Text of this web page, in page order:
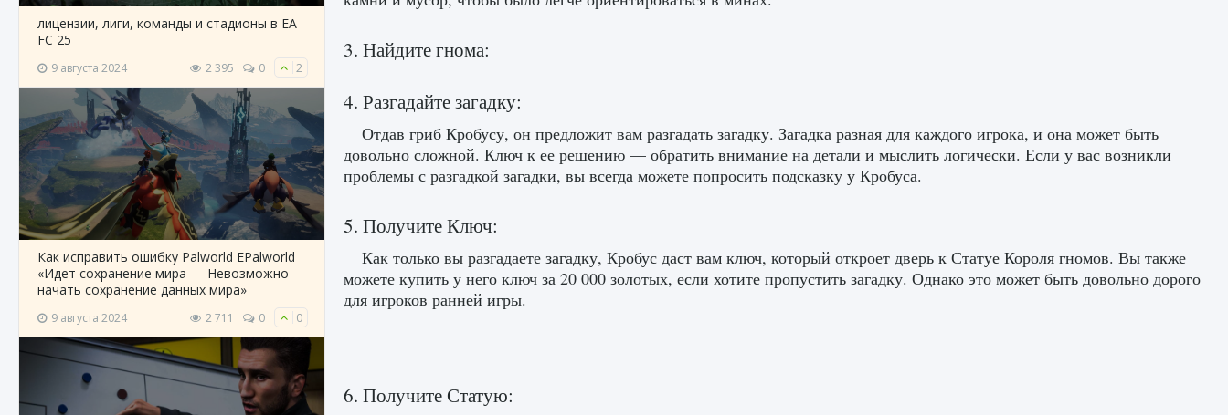
лицензии, лиги, команды и стадионы в EA
FC 25
9 августа 2024 2 395 0 2
Как исправить ошибку Palworld EPalworld
«Идет сохранение мира — Невозможно
начать сохранение данных мира»
9 августа 2024 2 711 0 0
3. Найдите гнома:
4. Разгадайте загадку:
Отдав гриб Кробусу, он предложит вам разгадать загадку. Загадка разная для каждого игрока, и она может быть
довольно сложной. Ключ к ее решению — обратить внимание на детали и мыслить логически. Если у вас возникли
проблемы с разгадкой загадки, вы всегда можете попросить подсказку у Кробуса.
5. Получите Ключ:
Как только вы разгадаете загадку, Кробус даст вам ключ, который откроет дверь к Статуе Короля гномов. Вы также
можете купить у него ключ за 20 000 золотых, если хотите пропустить загадку. Однако это может быть довольно дорого
для игроков ранней игры.
6. Получите Статую: